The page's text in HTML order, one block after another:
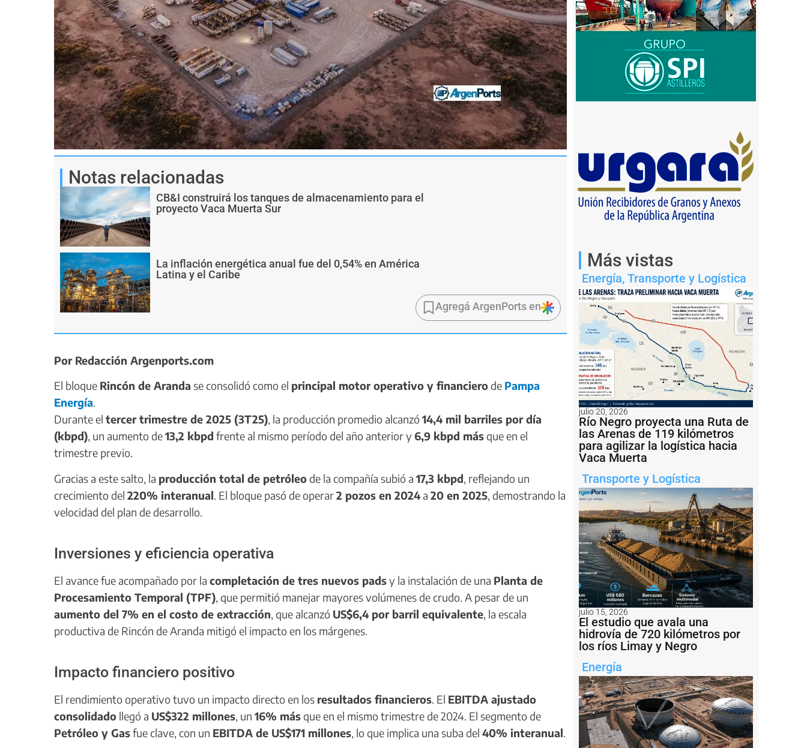
Notas relacionadas
CB&I construirá los tanques de almacenamiento para el
proyecto Vaca Muerta Sur
La inflación energética anual fue del 0,54% en América
Latina y el Caribe
Agregá ArgenPorts en
Por Redacción Argenports.com
El bloque Rincón de Aranda se consolidó como el principal motor operativo y financierode Pampa
Energía.
Durante el tercer trimestre de 2025 (3T25), la producción promedio alcanzó 14,4 mil barriles por día
(kbpd), un aumento de13,2 kbpd frente al mismo período del año anterior y 6,9 kbpd másque en el
trimestre previo.
Gracias a este salto, la producción total de petróleode la compañía subió a 17,3 kbpd, reflejando un
crecimiento del 220% interanual. El bloque pasó de operar2 pozos en 2024a 20 en 2025, demostrando la
velocidad del plan de desarrollo.
Inversiones y eficiencia operativa
El avance fue acompañado por la completación de tres nuevos padsy la instalación de una Planta de
Procesamiento Temporal (TPF), que permitió manejar mayores volúmenes de crudo. A pesar de un
aumento del 7% en el costo de extracción, que alcanzó US$6,4 por barril equivalente, la escala
productiva de Rincón de Aranda mitigó el impacto en los márgenes.
Impacto financiero positivo
El rendimiento operativo tuvo un impacto directo en los resultados financieros. El EBITDA ajustado
consolidado llegó a US$322 millones, un 16% másque en el mismo trimestre de 2024. El segmento de
Petróleo y Gasfue clave, con un EBITDA de US$171 millones, lo que implica una suba del 40% interanual.
Más vistas
Energía, Transporte y Logística
julio 20, 2026
Río Negro proyecta una Ruta de
las Arenas de 119 kilómetros
para agilizar la logística hacia
Vaca Muerta
Transporte y Logística
julio 15, 2026
El estudio que avala una
hidrovía de 720 kilómetros por
los ríos Limay y Negro
Energía